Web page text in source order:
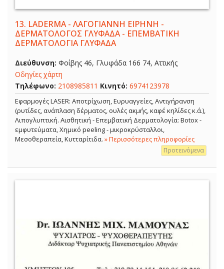
13. LADERMA - ΛΑΓΟΓΙΑΝΝΗ ΕΙΡΗΝΗ -
ΔΕΡΜΑΤΟΛΟΓΟΣ ΓΛΥΦΑΔΑ - ΕΠΕΜΒΑΤΙΚΗ
ΔΕΡΜΑΤΟΛΟΓΙΑ ΓΛΥΦΑΔΑ
Διεύθυνση: Φοίβης 46, Γλυφάδα 166 74, Αττικής
Οδηγίες χάρτη
Τηλέφωνο: 2108985811 Κινητό: 6974123978
Εφαρμογές LASER: Αποτρίχωση, Ευρυαγγείες, Αντιγήρανση
(ρυτίδες, ανάπλαση δέρματος, ουλές ακμής, καφέ κηλίδες κ.ά.),
Λιπογλυπτική. Αισθητική - Επεμβατική Δερματολογία: Botox -
εμφυτεύματα, Χημικό peeling - μικροκρύσταλλοι,
Μεσοθεραπεία, Κυτταρίτιδα. » Περισσότερες πληροφορίες
Προτεινόμενα